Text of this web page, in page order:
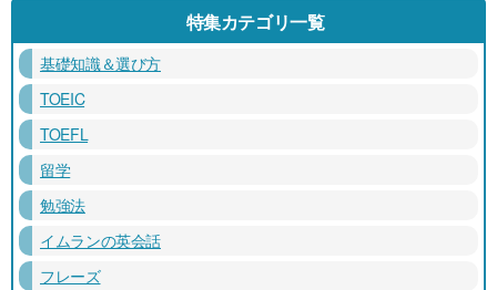
特集カテゴリ一覧
基礎知識＆選び方
TOEIC
TOEFL
留学
勉強法
イムランの英会話
フレーズ